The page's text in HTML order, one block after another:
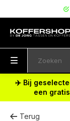
✈️ Bij
een
Terug